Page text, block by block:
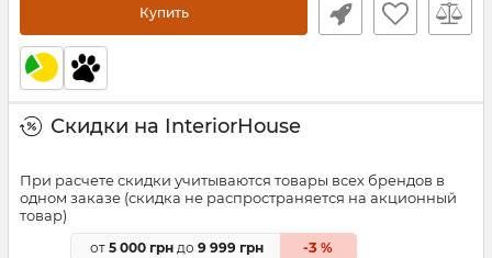
Купить
Скидки на InteriorHouse
При расчете скидки учитываются товары всех брендов в
одном заказе (скидка не распространяется на акционный
товар)
от 5 000 грн до 9 999 грн -3 %